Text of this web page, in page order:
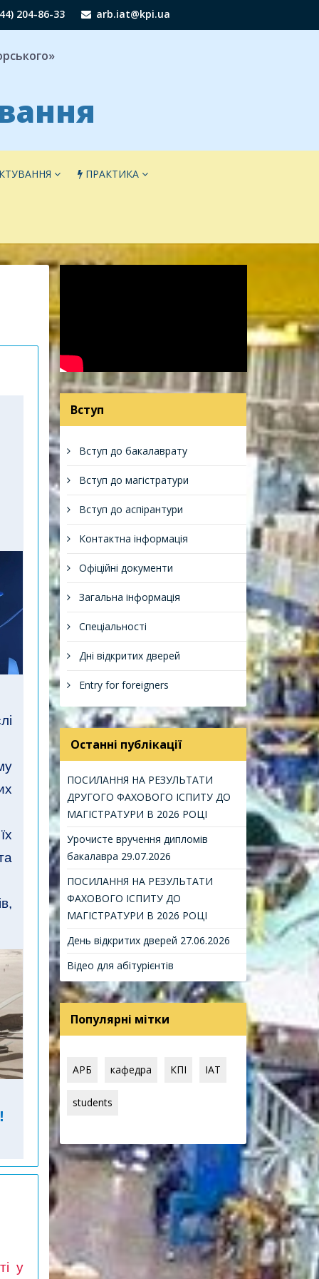
204-86-33 arb.iat@kpi.ua
ПРАКТИКА
у
Вступ
Вступ до бакалаврату
Вступ до магістратури
Вступ до аспірантури
Контактна інформація
Офіційні документи
Загальна інформація
Спеціальності
Дні відкритих дверей
Еntry for foreigners
Останні публікації
ПОСИЛАННЯ НА РЕЗУЛЬТАТИ
ДРУГОГО ФАХОВОГО ІСПИТУ ДО
МАГІСТРАТУРИ В 2026 РОЦІ
Урочисте вручення дипломів
бакалавра 29.07.2026
ПОСИЛАННЯ НА РЕЗУЛЬТАТИ
ФАХОВОГО ІСПИТУ ДО
МАГІСТРАТУРИ В 2026 РОЦІ
День відкритих дверей 27.06.2026
Відео для абітурієнтів
Популярні мітки
АРБ кафедра КПІ IAT
students